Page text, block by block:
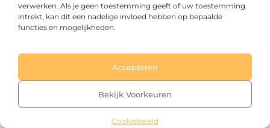
verwerken. Als je geen toestemming geeft of uw toestemming
intrekt, kan dit een nadelige invloed hebben op bepaalde
functies en mogelijkheden.
Accepteren
Bekijk Voorkeuren
Cookiebeleid